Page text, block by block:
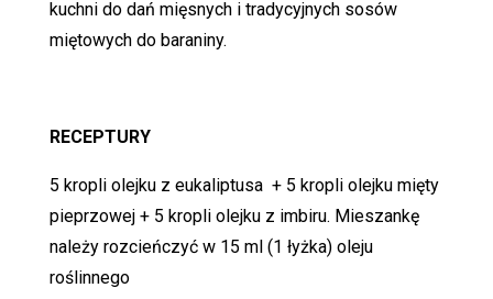
kuchni do dań mięsnych i tradycyjnych sosów
miętowych do baraniny.
RECEPTURY
5 kropli olejku z eukaliptusa + 5 kropli olejku mięty
pieprzowej + 5 kropli olejku z imbiru. Mieszankę
należy rozcieńczyć w 15 ml (1 łyżka) oleju
roślinnego